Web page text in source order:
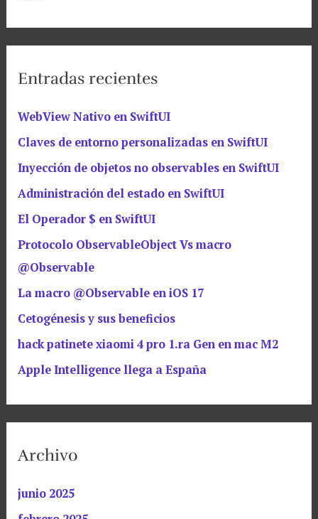
Entradas recientes
WebView Nativo en SwiftUI
Claves de entorno personalizadas en SwiftUI
Inyección de objetos no observables en SwiftUI
Administración del estado en SwiftUI
El Operador $ en SwiftUI
Protocolo ObservableObject Vs macro
@Observable
La macro @Observable en iOS 17
Cetogénesis y sus beneficios
hack patinete xiaomi 4 pro 1.ra Gen en mac M2
Apple Intelligence llega a España
Archivo
junio 2025